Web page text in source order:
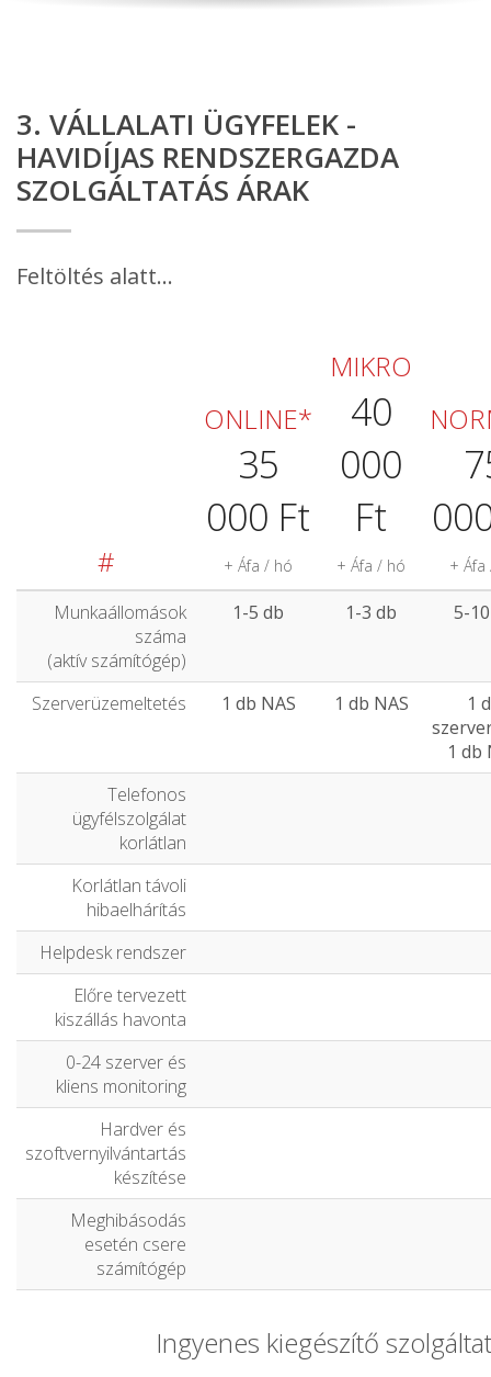
3. VÁLLALATI ÜGYFELEK -
HAVIDÍJAS RENDSZERGAZDA
SZOLGÁLTATÁS ÁRAK
Feltöltés alatt...
#
ONLINE*
35
000 Ft
+ Áfa / hó
MIKRO
40
000
Ft
+ Áfa / hó +
Munkaállomások
száma
(aktív számítógép)
1-5 db 1-3 db 5-10
Szerverüzemeltetés 1 db NAS 1 db NAS
1
1 db
Telefonos
ügyfélszolgálat
korlátlan
Korlátlan távoli
hibaelhárítás
Helpdesk rendszer
Előre tervezett
kiszállás havonta
0-24 szerver és
kliens monitoring
Hardver és
szoftvernyilvántartás
készítése
Meghibásodás
esetén csere
számítógép
Ingyenes kiegészítő